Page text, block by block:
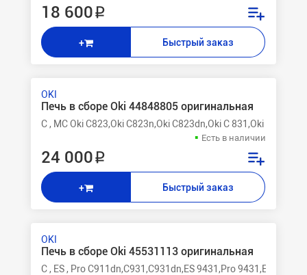
18 600 ₽
+ Быстрый заказ
OKI
Печь в сборе Oki 44848805 оригинальная
C , MC Oki C823,Oki C823n,Oki C823dn,Oki C 831,Oki C
Есть в наличии
24 000 ₽
+ Быстрый заказ
OKI
Печь в сборе Oki 45531113 оригинальная
C , ES , Pro C911dn,C931,C931dn,ES 9431,Pro 9431,ES